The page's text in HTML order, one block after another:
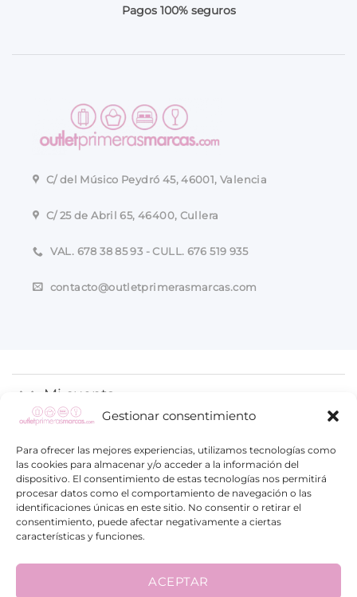
Gestionar consentimiento
Para ofrecer las mejores experiencias, utilizamos tecnologías como
las cookies para almacenar y/o acceder a la información del
dispositivo. El consentimiento de estas tecnologías nos permitirá
procesar datos como el comportamiento de navegación o las
identificaciones únicas en este sitio. No consentir o retirar el
consentimiento, puede afectar negativamente a ciertas
características y funciones.
ACEPTAR
Pagos 100% seguros
C/ del Músico Peydró 45, 46001, Valencia
C/ 25 de Abril 65, 46400, Cullera
VAL. 678 38 85 93 - CULL. 676 519 935
contacto@outletprimerasmarcas.com
Mi cuenta
Información
Visa PayPal